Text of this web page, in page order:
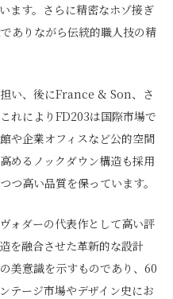
ます。さらに精密なホゾ接ぎ
ありながら伝統的職人技の精
い、後にFrance & Son、さ
れによりFD203は国際市場で
や企業オフィスなど公的空間
めるノックダウン構造も採用
つ高い品質を保っています。
ォダーの代表作として高い評
を融合させた革新的な設計
美意識を示すものであり、60
テージ市場やデザイン史にお